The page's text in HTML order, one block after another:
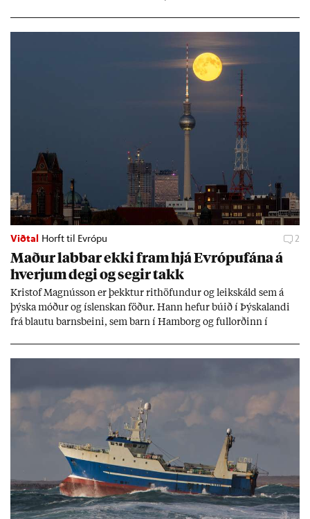
Viðtal Horft til Evrópu 2
Mað­ur labb­ar ekki fram hjá Evr­ópuf­ána á
hverj­um degi og seg­ir takk
Kri­stof Magnús­son er þekkt­ur rit­höf­und­ur og leik­skáld sem á
þýska móð­ur og ís­lensk­an föð­ur. Hann hef­ur bú­ið í Þýskalandi
frá blautu barns­beini, sem barn í Ham­borg og full­orð­inn í